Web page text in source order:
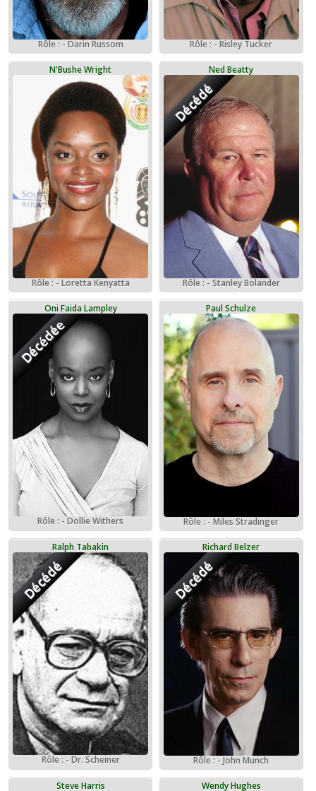
Rôle : - Darin Russom Rôle : - Risley Tucker
N'Bushe Wright
Rôle : - Loretta Kenyatta
Ned Beatty
Décédé
Rôle : - Stanley Bolander
Oni Faida Lampley
Décédée
Rôle : - Dollie Withers
Paul Schulze
Rôle : - Miles Stradinger
Ralph Tabakin
Décédé
Rôle : - Dr. Scheiner
Richard Belzer
Décédé
Rôle : - John Munch
Steve Harris Wendy Hughes